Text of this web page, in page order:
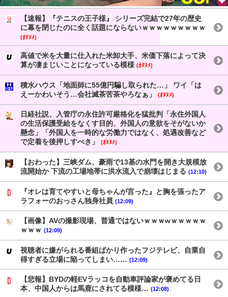
【速報】『テニスの王子様』 シリーズ完結で27年の歴史
に幕を閉じたのに全く話題にならないｗｗｗｗｗｗｗｗｗ
(ｵﾇﾇﾒ)
高値で米を大量に仕入れた米卸大手、米価下落によって決
算が凄まじいことになっている模様 (ｵﾇﾇﾒ)
積水ハウス「地面師に55億円騙し取られた…」 ワイ「は
えーかわいそう…会社滅茶苦茶やろなぁ」
(ｵﾇﾇﾒ)
日経社説、入管庁の永住許可厳格化を猛批判「永住外国人
の生活保護受給をなくす目的、外国人の意欲をそがないか
懸念」「外国人を一時的な労働力ではなく、処遇改善など
で定着を後押しすべき」
(ｵﾇﾇﾒ)
【おわった】三峡ダム、豪雨で13基の水門を開き大規模放
流開始か 下流の工場地帯に洪水流入で崩壊はじまる (12:10)
『オレは育てやすいと母ちゃんが言った』と胸を張ったア
ラフォーのおっさん独身社員 (12:09)
【画像】AVの撮影現場、普通ではないｗｗｗwｗｗｗｗｗ
ｗｗｗ (12:09)
視聴者に嫌がられる番組ばかり作ったフジテレビ、自業自
得すぎる立場に陥ってしまい…… (12:09)
【悲報】BYDの軽EVラッコを自動車評論家が褒めてる日
本、中国人からは馬鹿にされてる模様… (12:08)